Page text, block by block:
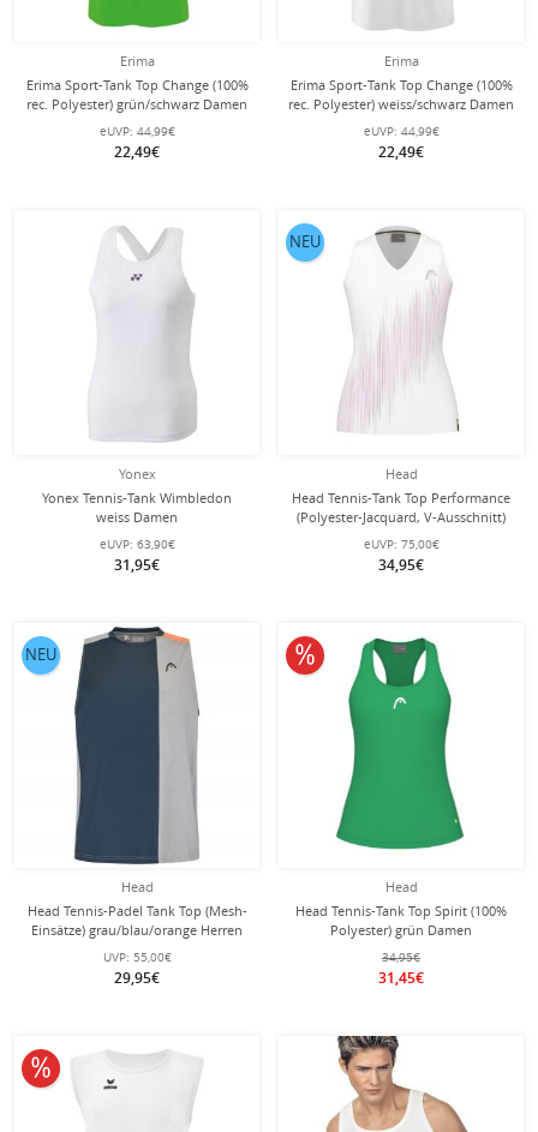
Erima
Erima Sport-Tank Top Change (100%
rec. Polyester) grün/schwarz Damen
eUVP: 44,99€
22,49€
Erima
Erima Sport-Tank Top Change (100%
rec. Polyester) weiss/schwarz Damen
eUVP: 44,99€
22,49€
Yonex
Yonex Tennis-Tank Wimbledon
weiss Damen
eUVP: 63,90€
31,95€
Head
Head Tennis-Tank Top Performance
(Polyester-Jacquard, V-Ausschnitt)
weiss/pink Damen
eUVP: 75,00€
34,95€
NEU
Head
Head Tennis-Padel Tank Top (Mesh-
Einsätze) grau/blau/orange Herren
UVP: 55,00€
29,95€
NEU
Head
Head Tennis-Tank Top Spirit (100%
Polyester) grün Damen
34,95€
31,45€
10% reduziert
10% reduziert